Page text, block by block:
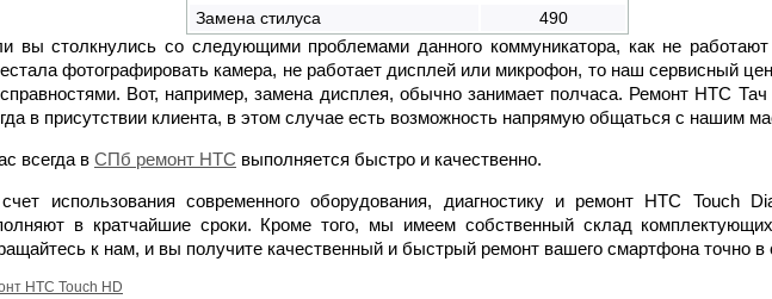
Замена стилуса
490
вы столкнулись со следующими проблемами данного коммуникатора, как не работают
фотографировать камера, не работает дисплей или микрофон, то наш сервисный
Вот, например, замена дисплея, обычно занимает полчаса. Ремонт НТС
в присутствии клиента, в этом случае есть возможность напрямую общаться с нашим
всегда в СПб ремонт HTC выполняется быстро и качественно.
использования современного оборудования, диагностику и ремонт HTC Touch
в кратчайшие сроки. Кроме того, мы имеем собственный склад
к нам, и вы получите качественный и быстрый ремонт вашего смартфона точно в
HTC Touch HD